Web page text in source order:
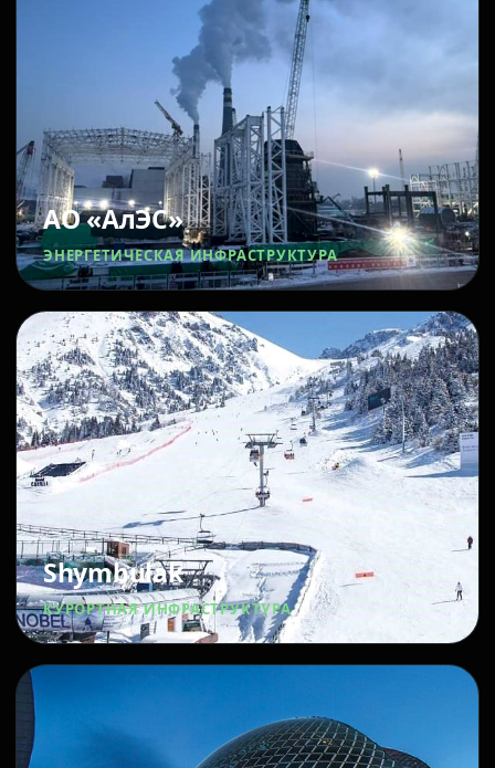
АО «АлЭС»
ЭНЕРГЕТИЧЕСКАЯ ИНФРАСТРУКТУРА
Shymbulak
КУРОРТНАЯ ИНФРАСТРУКТУРА